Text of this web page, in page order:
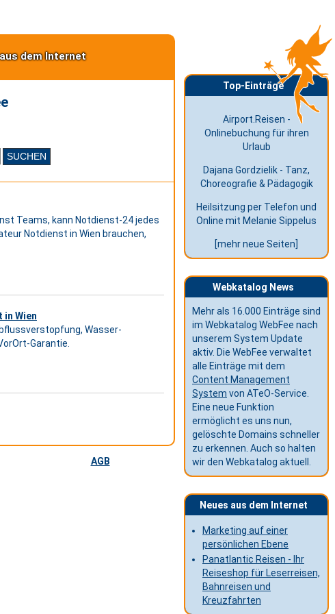
dem Internet
Teams, kann Notdienst-24 jedes
Notdienst in Wien brauchen,
in Wien
Wasser-
Garantie.
AGB
Top-Einträge
Airport.Reisen -
Onlinebuchung für ihren
Urlaub
Dajana Gordzielik - Tanz,
Choreografie & Pädagogik
Heilsitzung per Telefon und
Online mit Melanie Sippelus
[mehr neue Seiten]
Webkatalog News
Mehr als 16.000 Einträge sind
im Webkatalog WebFee nach
unserem System Update
aktiv. Die WebFee verwaltet
alle Einträge mit dem
Content Management
System von ATeO-Service.
Eine neue Funktion
ermöglicht es uns nun,
gelöschte Domains schneller
zu erkennen. Auch so halten
wir den Webkatalog aktuell.
Neues aus dem Internet
Marketing auf einer
persönlichen Ebene
Panatlantic Reisen - Ihr
Reiseshop für Leserreisen,
Bahnreisen und
Kreuzfahrten